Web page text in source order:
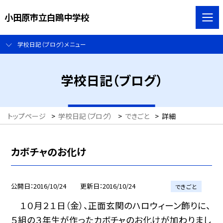
小田原市立白鴎中学校
学校日記（ブログ）メニュー
学校日記（ブログ）
トップページ > 学校日記（ブログ） > できごと > 詳細
カボチャのお化け
公開日 2016/10/24 更新日 2016/10/24 できごと
１０月２１日（金）、正面玄関のハロウィーン飾りに、
５組の３年生が作ったカボチャのお化けが加わりまし